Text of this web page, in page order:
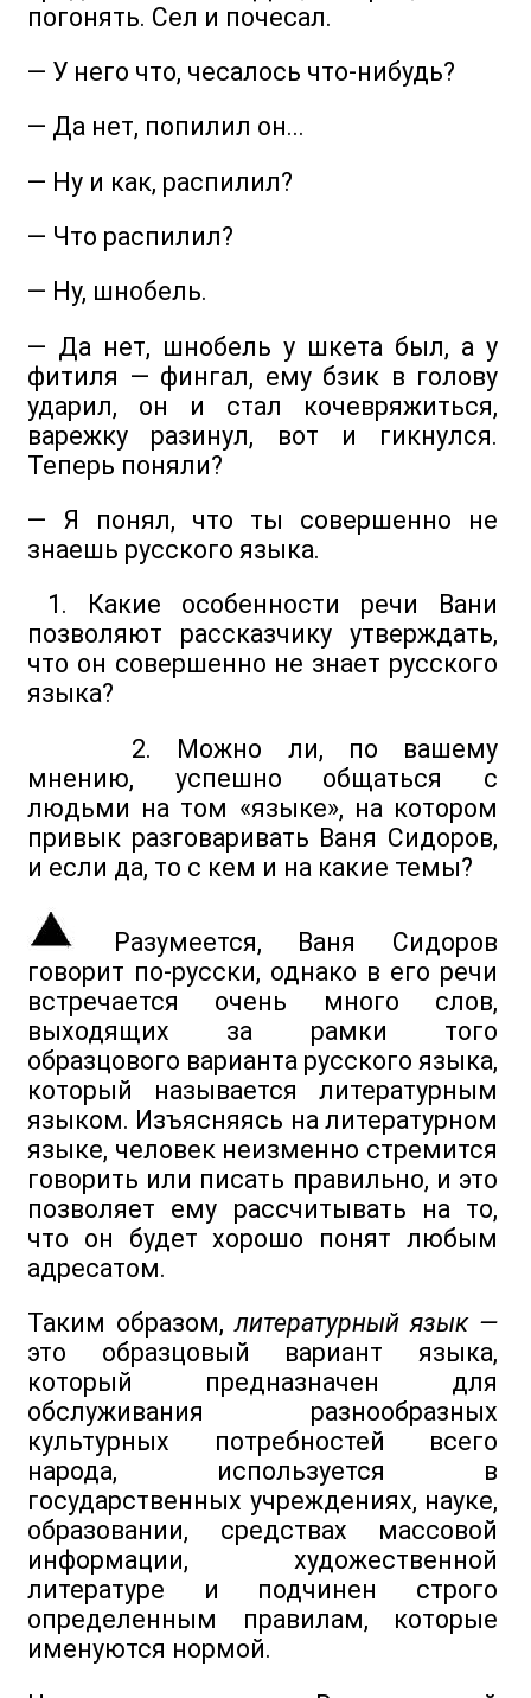
погонять. Сел и почесал.
— У него что, чесалось что-нибудь?
— Да нет, попилил он...
— Ну и как, распилил?
— Что распилил?
— Ну, шнобель.
— Да нет, шнобель у шкета был, а у
фитиля — фингал, ему бзик в голову
ударил, он и стал кочевряжиться,
варежку разинул, вот и гикнулся.
Теперь поняли?
— Я понял, что ты совершенно не
знаешь русского языка.
1. Какие особенности речи Вани
позволяют рассказчику утверждать,
что он совершенно не знает русского
языка?
2. Можно ли, по вашему
мнению, успешно общаться с
людьми на том «языке», на котором
привык разговаривать Ваня Сидоров,
и если да, то с кем и на какие темы?
Разумеется, Ваня Сидоров
говорит по-русски, однако в его речи
встречается очень много слов,
выходящих за рамки того
образцового варианта русского языка,
который называется литературным
языком. Изъясняясь на литературном
языке, человек неизменно стремится
говорить или писать правильно, и это
позволяет ему рассчитывать на то,
что он будет хорошо понят любым
адресатом.
Таким образом,литературный язык —
это образцовый вариант языка,
который предназначен для
обслуживания разнообразных
культурных потребностей всего
народа, используется в
государственных учреждениях, науке,
образовании, средствах массовой
информации, художественной
литературе и подчинен строго
определенным правилам, которые
именуются нормой.